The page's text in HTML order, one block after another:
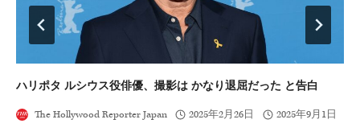
ハリポタ ルシウス役俳優、撮影は かなり退屈だった と告白
The Hollywood Reporter Japan 2025年2月26日 2025年9月1日